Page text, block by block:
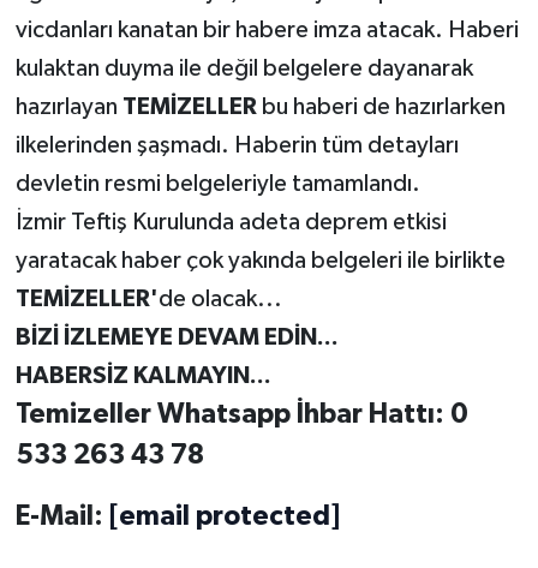
vicdanları kanatan bir habere imza atacak. Haberi
kulaktan duyma ile değil belgelere dayanarak
hazırlayan TEMİZELLERbu haberi de hazırlarken
ilkelerinden şaşmadı. Haberin tüm detayları
devletin resmi belgeleriyle tamamlandı.
İzmir Teftiş Kurulunda adeta deprem etkisi
yaratacak haber çok yakında belgeleri ile birlikte
TEMİZELLER'de olacak...
BİZİ İZLEMEYE DEVAM EDİN...
HABERSİZ KALMAYIN...
Temizeller Whatsapp İhbar Hattı: 0
533 263 43 78
E-Mail: [email protected]